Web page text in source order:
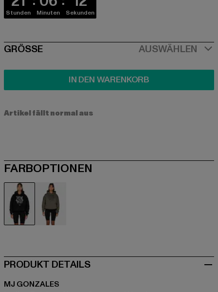
Stunden Minuten Sekunden
SIZE
GRÖSSE AUSWÄHLEN
IN DEN WARENKORB
Artikel fällt normal aus
FARBOPTIONEN
PRODUKT DETAILS
MJ GONZALES